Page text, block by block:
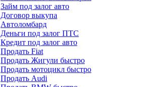
Займ под залог авто
Договор выкупа
Автоломбард
Деньги под залог ПТС
Кредит под залог авто
Продать Fiat
Продать Жигули быстро
Продать мотоцикл быстро
Продать Audi